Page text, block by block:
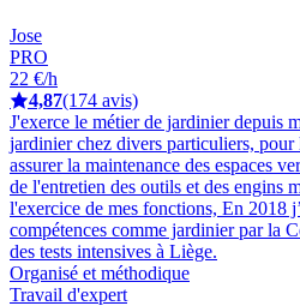
Jose
PRO
22 €/h
4,87(174 avis)
J'exerce le métier de jardinier depuis
jardinier chez divers particuliers, pour
assurer la maintenance des espaces
de l'entretien des outils et des engins
l'exercice de mes fonctions, En 2018
compétences comme jardinier par la
des tests intensives à Liège.
Organisé et méthodique
Travail d'expert